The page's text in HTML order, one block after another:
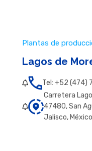
Plantas de
Lagos de
Tel: +52 (474)
Carretera
47480, San
Jalisco,